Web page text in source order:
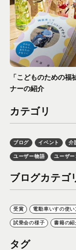
「こどものための
ナーの紹介
カテゴリ
ブログ イベント 介
ユーザー物語 ユーザー
ブログカテゴ
受賞 電動車いすの使い
試乗会の様子 書籍の紹
タグ